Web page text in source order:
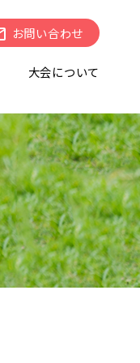
お問い合わせ
大会について